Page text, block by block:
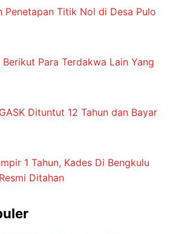
Penetapan Titik Nol di Desa Pulo
Para Terdakwa Lain Yang
Dituntut 12 Tahun dan Bayar
1 Tahun, Kades Di Bengkulu
Ditahan